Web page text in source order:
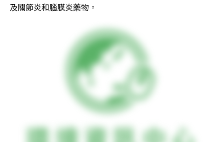
及關節炎和腦膜炎藥物。